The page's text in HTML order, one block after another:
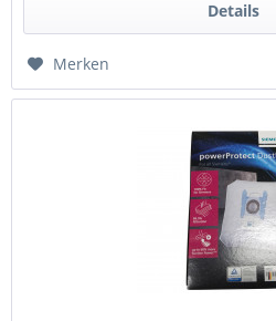
Details
Merken